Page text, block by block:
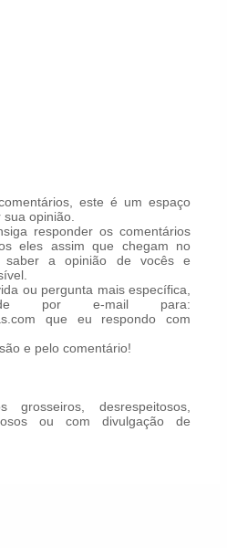
este é um espaço
opinião.
responder os comentários
eles assim que chegam no
saber a opinião de vocês e
ou pergunta mais específica,
por e-mail para:
que eu respondo com
e pelo comentário!
grosseiros, desrespeitosos,
ou com divulgação de